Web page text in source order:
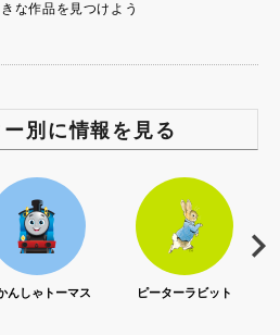
きな作品を見つけよう
別に情報を見る
んしゃトーマス ピーターラビット